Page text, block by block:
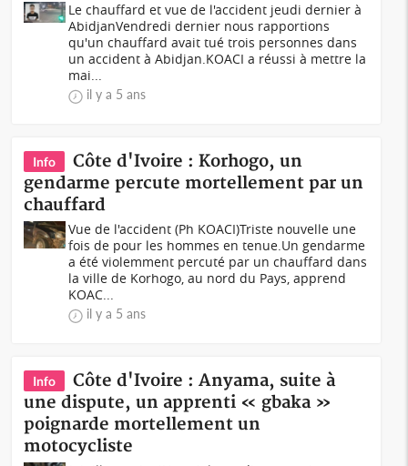
Le chauffard et vue de l'accident jeudi dernier à
AbidjanVendredi dernier nous rapportions
qu'un chauffard avait tué trois personnes dans
un accident à Abidjan.KOACI a réussi à mettre la
mai...
il y a 5 ans
Info
Côte d'Ivoire : Korhogo, un
gendarme percute mortellement par un
chauffard
Vue de l'accident (Ph KOACI)Triste nouvelle une
fois de pour les hommes en tenue.Un gendarme
a été violemment percuté par un chauffard dans
la ville de Korhogo, au nord du Pays, apprend
KOAC...
il y a 5 ans
Info
Côte d'Ivoire : Anyama, suite à
une dispute, un apprenti « gbaka »
poignarde mortellement un
motocycliste